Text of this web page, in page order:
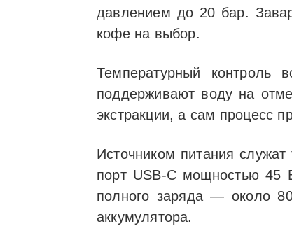
давлением до 20 бар.
кофе на выбор.
Температурный контроль
поддерживают воду на
экстракции, а сам процесс
Источником питания
порт USB-C мощностью 45
полного заряда — около
аккумулятора.